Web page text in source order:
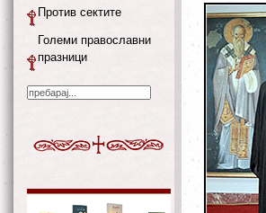
Против сектите
Големи православни
празници